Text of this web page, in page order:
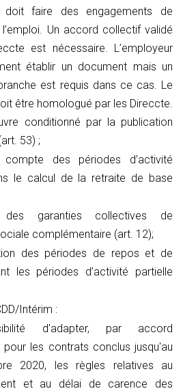
doit faire des engagements de
Un accord collectif validé
est nécessaire. L’employeur
établir un document mais un
est requis dans ce cas. Le
être homologué par les Direccte.
conditionné par la publication
53) ;
des périodes d’activité
le calcul de la retraite de base
des garanties collectives de
complémentaire (art. 12);
des périodes de repos et de
les périodes d’activité partielle
Intérim :
d'adapter, par accord
pour les contrats conclus jusqu'au
2020, les règles relatives au
et au délai de carence des